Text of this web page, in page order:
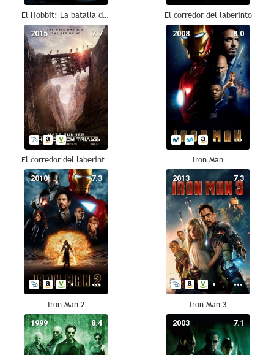
El Hobbit: La batalla de los cinco ejércitos El corredor del laberinto
7.7
2015
El corredor del laberinto: Las pruebas
8.0
2008
Iron Man
7.3
2010
Iron Man 2
7.3
2013
Iron Man 3
8.4
1999 7.1
2003